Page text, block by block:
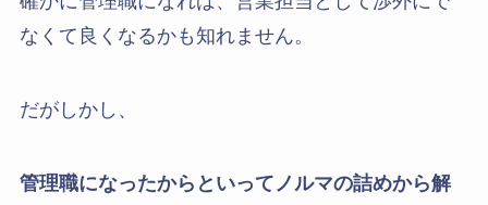
なくて良くなるかも知れません。
だがしかし、
管理職になったからといってノルマの詰めから解